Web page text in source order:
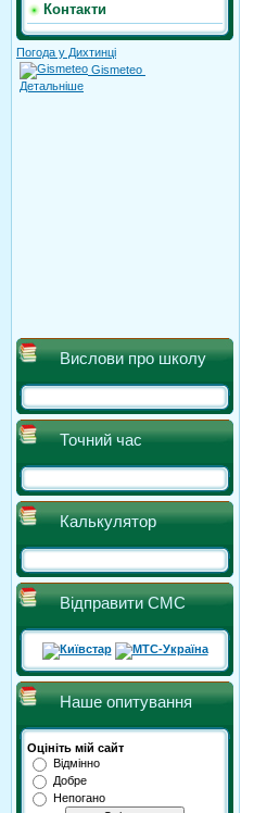
Контакти
Погода у Дихтинці
Gismeteo
Детальніше
Вислови про школу
Точний час
Калькулятор
Відправити СМС
Наше опитування
Оцініть мій сайт
Відмінно
Добре
Непогано